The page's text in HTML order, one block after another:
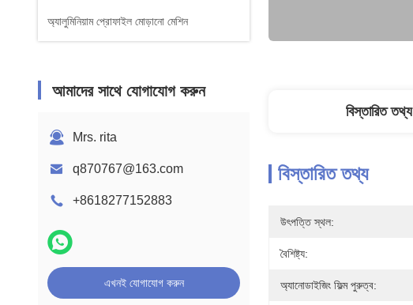
অ্যালুমিনিয়াম প্রোফাইল মোড়ানো মেশিন
আমাদের সাথে যোগাযোগ করুন
Mrs. rita
q870767@163.com
+8618277152883
এখনই যোগাযোগ করুন
বিস্তারিত তথ্য
বিস্তারিত তথ্য
উৎপত্তি স্থল:
বৈশিষ্ট্য:
অ্যানোডাইজিং ফিল্ম পুরুত্ব: